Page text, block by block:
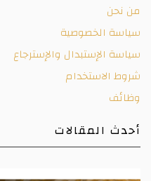
من نحن
سياسة الخصوصية
سياسة الإستبدال والإسترجاع
شروط الاستخدام
وظائف
أحدث المقالات